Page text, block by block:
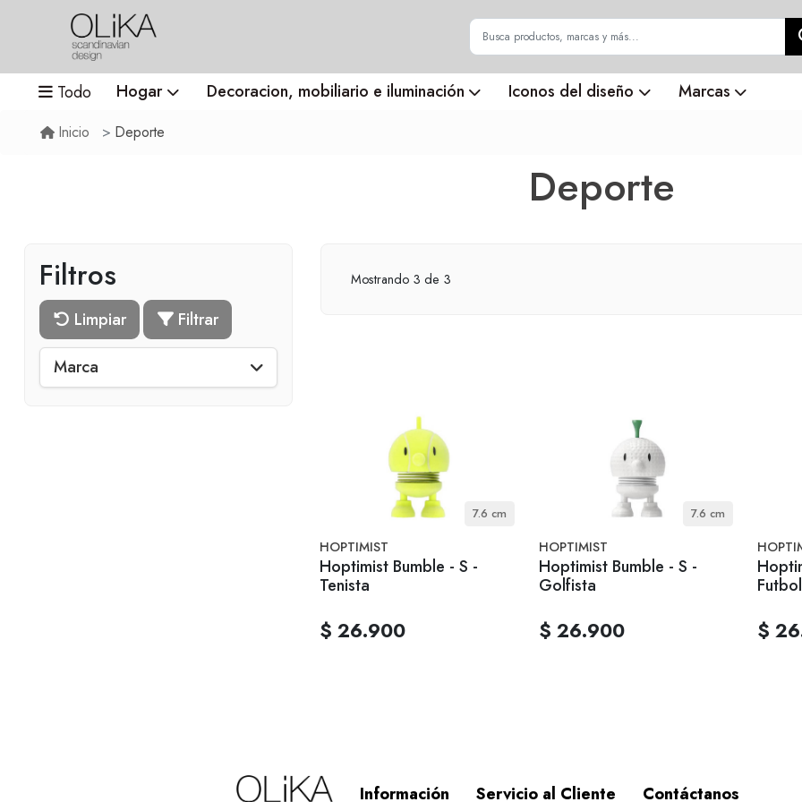
Todo Hogar Decoracion, mobiliario e iluminación Iconos del diseño Marcas
Inicio Deporte
Deporte
Filtros
Limpiar Filtrar
Marca
Mostrando 3 de 3
7.6 cm
HOPTIMIST
Hoptimist Bumble - S -
Tenista
$ 26.900
7.6 cm
HOPTIMIST
Hoptimist Bumble - S -
Golfista
$ 26.900 $
Información Servicio al Cliente Contáctanos